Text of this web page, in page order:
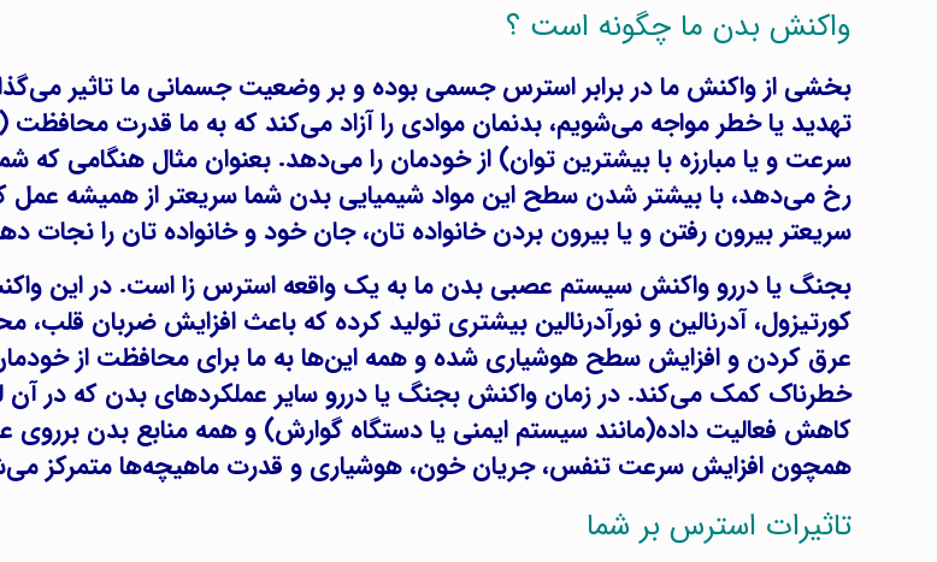
واکنش بدن ما چگونه است ؟
بخشی از واکنش ما در برابر استرس جسمی بوده و بر وضعیت جسمانی ما تاثیر
تهدید یا خطر مواجه می‌شویم، بدنمان موادی را آزاد می‌کند که به ما قدرت محافظت
سرعت و یا مبارزه با بیشترین توان) از خودمان را می‌دهد. بعنوان مثال هنگامی ‌که
رخ می‌دهد، با بیشتر شدن سطح این مواد شیمیایی بدن شما سریعتر از همیشه عمل
سریعتر بیرون رفتن و یا بیرون بردن خانواده ‌تان، جان خود و خانواده‌ تان را نجات
بجنگ یا دررو واکنش سیستم عصبی بدن ما به یک واقعه استرس زا است. در این
کورتیزول، آدرنالین و نورآدرنالین بیشتری تولید کرده که باعث افزایش ضربان
عرق کردن و افزایش سطح هوشیاری شده و همه این‌ها به ما برای محافظت از
خطرناک کمک می‌کند. در زمان واکنش بجنگ یا دررو سایر عملکرد‌های بدن که در آن
کاهش فعالیت داده(مانند سیستم ایمنی یا دستگاه گوارش) و همه منابع بدن برروی
همچون افزایش سرعت تنفس، جریان خون، هوشیاری و قدرت ماهیچه‌ها متمرکز
تاثیرات استرس بر شما